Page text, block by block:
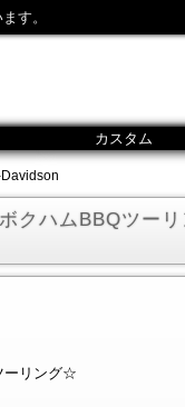
す。
カスタム
クハムBBQツー
ーリング☆